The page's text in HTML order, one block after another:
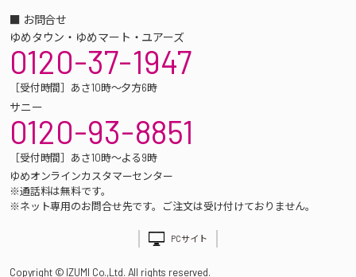
■ お問合せ
ゆめタウン・ゆめマート・ユアーズ
0120-37-1947
［受付時間］あさ10時～夕方6時
サニー
0120-93-8851
［受付時間］あさ10時～よる9時
ゆめオンラインカスタマーセンター
※通話料は無料です。
※ネット専用のお問合せ先です。ご注文は受け付けておりません。
PCサイト
Copyright © IZUMI Co.,Ltd. All rights reserved.